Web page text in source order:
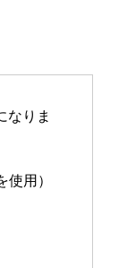
なりま
用）